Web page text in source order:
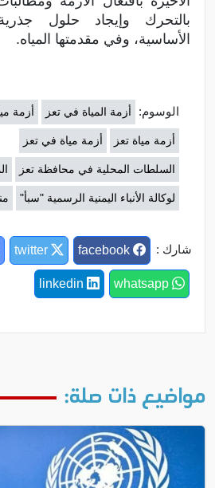
بالتحرك وإيجاد حلول
الأساسية، وفي مقدمتها المياه.
الوسوم: أزمة المياة في تعز أزمة
أزمة مياة تعز أزمة مياة في تعز
السلطات المحلية في محافظة تعز
لوكالة الأنباء اليمنية الرسمية "سبأ"
شارك :
مواضيع ذات صلة: